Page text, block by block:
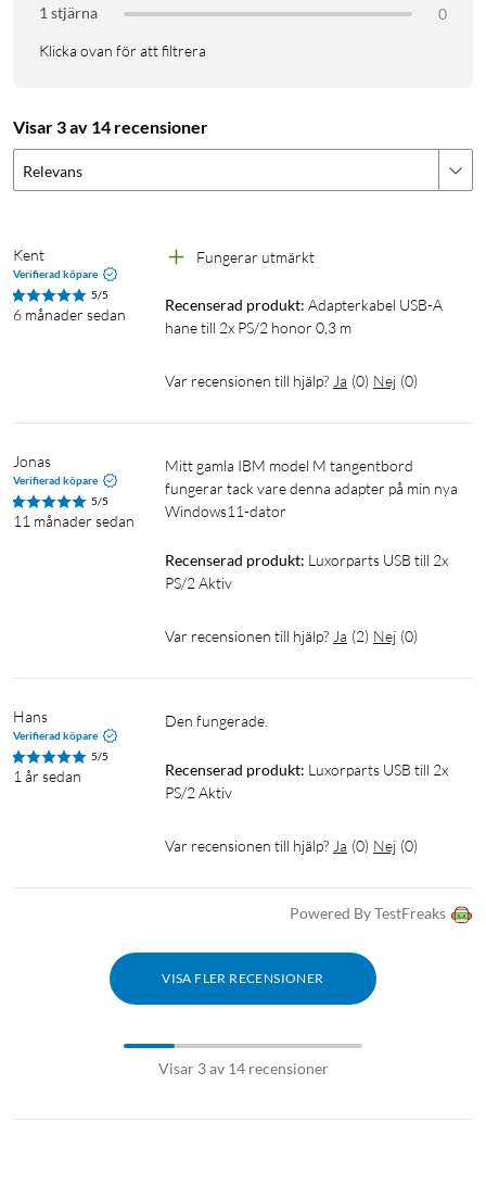
1 stjärna
0
Klicka ovan för att filtrera
Visar 3 av 14 recensioner
Relevans
Kent
Verifierad köpare
5/5
6 månader sedan
Fungerar utmärkt
Recenserad produkt: Adapterkabel USB-A
hane till 2x PS/2 honor 0,3 m
Var recensionen till hjälp? Ja (0) Nej (0)
Jonas
Verifierad köpare
5/5
11 månader sedan
Mitt gamla IBM model M tangentbord
fungerar tack vare denna adapter på min nya
Windows11-dator
Recenserad produkt: Luxorparts USB till 2x
PS/2 Aktiv
Var recensionen till hjälp? Ja (2) Nej (0)
Hans
Verifierad köpare
5/5
1 år sedan Recenserad produkt: Luxorparts USB till 2x
PS/2 Aktiv
Var recensionen till hjälp? Ja (0) Nej (0)
Powered By TestFreaks
VISA FLER RECENSIONER
Visar 3 av 14 recensioner